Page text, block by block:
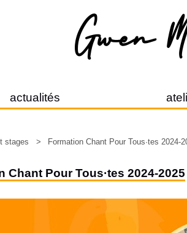
actualités
stages > Formation Chant Pour Tous·tes 2024-
Chant Pour Tous·tes 2024-2025